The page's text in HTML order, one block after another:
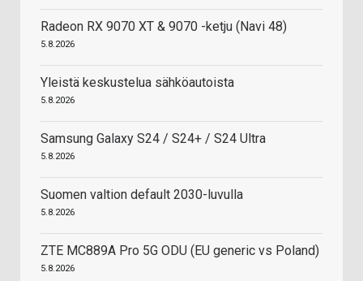
Radeon RX 9070 XT & 9070 -ketju (Navi 48)
5.8.2026
Yleistä keskustelua sähköautoista
5.8.2026
Samsung Galaxy S24 / S24+ / S24 Ultra
5.8.2026
Suomen valtion default 2030-luvulla
5.8.2026
ZTE MC889A Pro 5G ODU (EU generic vs Poland)
5.8.2026